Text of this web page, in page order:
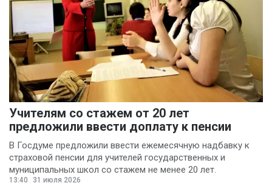
Учителям со стажем от 20 лет
предложили ввести доплату к пенсии
В Госдуме предложили ввести ежемесячную надбавку к
страховой пенсии для учителей государственных и
муниципальных школ со стажем не менее 20 лет.
13:40 31 июля 2026